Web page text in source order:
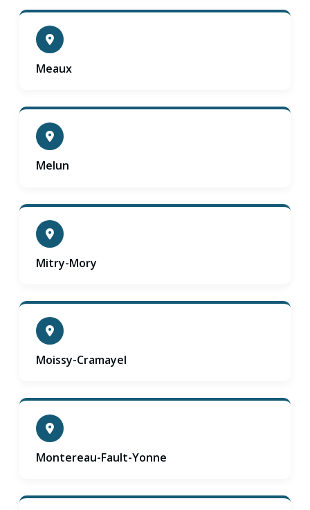
Meaux
Melun
Mitry-Mory
Moissy-Cramayel
Montereau-Fault-Yonne